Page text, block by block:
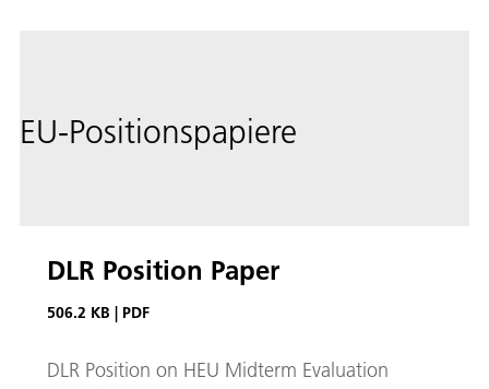
EU-Positionspapiere
DLR Position Paper
506.2 KB PDF
DLR Position on HEU Midterm Evaluation